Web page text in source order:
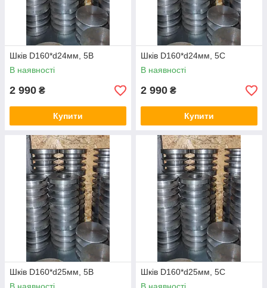
Шків D160*d24мм, 5В
В наявності
2 990 ₴
Купити
Шків D160*d24мм, 5С
В наявності
2 990 ₴
Купити
Шків D160*d25мм, 5В
Шків D160*d25мм, 5С